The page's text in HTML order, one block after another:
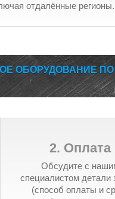
отдалëнные регионы.
ОБОРУДОВАНИЕ
2. Оплата
Обсудите с
специалистом детали
(способ оплаты и